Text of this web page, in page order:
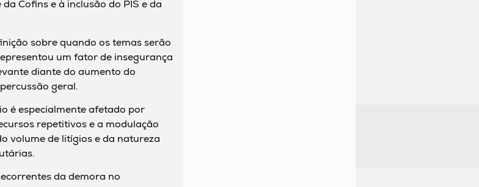
Cofins e à inclusão do PIS e da
sobre quando os temas serão
um fator de insegurança
diante do aumento do
geral.
é especialmente afetado por
repetitivos e a modulação
volume de litígios e da natureza
da demora no